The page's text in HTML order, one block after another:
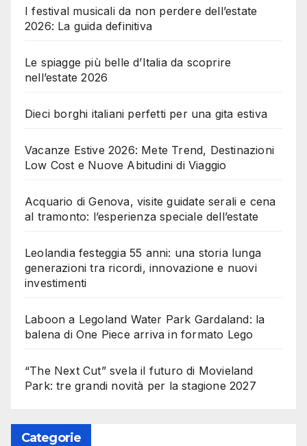
I festival musicali da non perdere dell’estate
2026: La guida definitiva
Le spiagge più belle d’Italia da scoprire
nell’estate 2026
Dieci borghi italiani perfetti per una gita estiva
Vacanze Estive 2026: Mete Trend, Destinazioni
Low Cost e Nuove Abitudini di Viaggio
Acquario di Genova, visite guidate serali e cena
al tramonto: l’esperienza speciale dell’estate
Leolandia festeggia 55 anni: una storia lunga
generazioni tra ricordi, innovazione e nuovi
investimenti
Laboon a Legoland Water Park Gardaland: la
balena di One Piece arriva in formato Lego
“The Next Cut” svela il futuro di Movieland
Park: tre grandi novità per la stagione 2027
Categorie